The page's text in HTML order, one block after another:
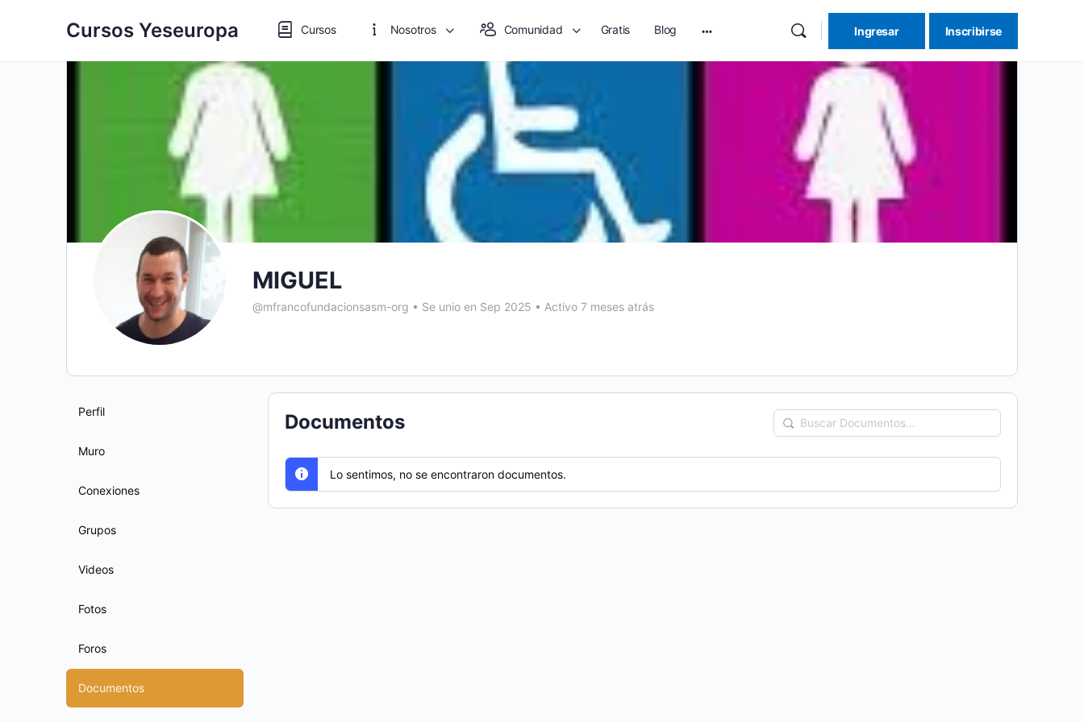
Cursos Yeseuropa Cursos Nosotros Comunidad Gratis Blog
options
Ingresar Inscribirse
MIGUEL
@mfrancofundacionsasm-org • Se unio en Sep 2025 • Activo 7 meses atrás
Perfil
Muro
Conexiones
Grupos
Videos
Fotos
Foros
Documentos
Documentos
Buscar
Lo sentimos, no se encontraron documentos.